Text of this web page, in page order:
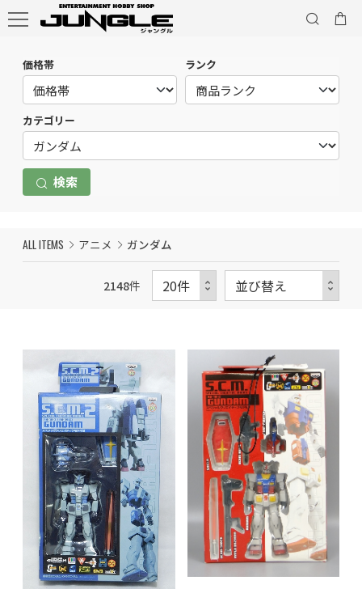
価格帯 ランク
カテゴリー
検索
ALL ITEMS アニメ ガンダム
2148件